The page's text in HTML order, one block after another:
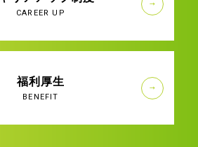
CAREER UP
福利厚生
BENEFIT